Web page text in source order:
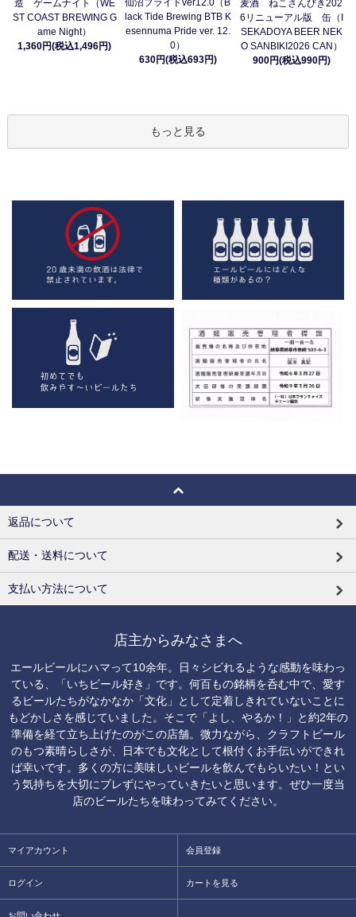
造 ゲームナイト（WE
ST COAST BREWING G
ame Night）
1,360円(税込1,496円)
仙沼プライドver12.0（B
lack Tide Brewing BTB K
esennuma Pride ver. 12.
0）
630円(税込693円)
麦酒 ねこさんびき202
6リニューアル版 缶（I
SEKADOYA BEER NEK
O SANBIKI2026 CAN）
900円(税込990円)
もっと見る
返品について
配送・送料について
支払い方法について
店主からみなさまへ
エールビールにハマって10余年。日々シビれるような感動を味わっ
ている、「いちビール好き」です。何百もの銘柄を呑む中で、愛す
るビールたちがなかなか「文化」として定着しきれていないことに
もどかしさを感じていました。そこで「よし、やるか！」と約2年の
準備を経て立ち上げたのがこの店舗。微力ながら、クラフトビール
のもつ素晴らしさが、日本でも文化として根付くお手伝いができれ
ば幸いです。多くの方に美味しいビールを飲んでもらいたい！とい
う気持ちを大切にブレずにやっていきたいと思います。ぜひ一度当
店のビールたちを味わってみてください。
マイアカウント 会員登録
ログイン カートを見る